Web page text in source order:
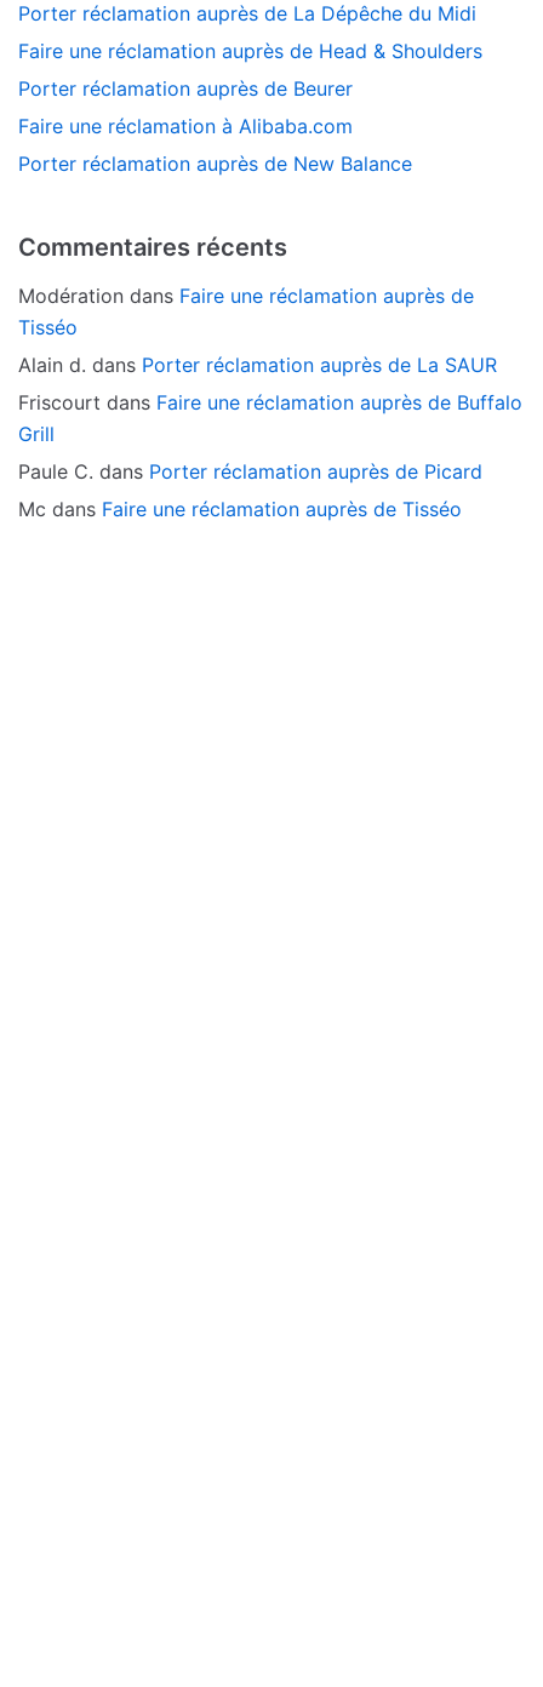
Porter réclamation auprès de La Dépêche du Midi
Faire une réclamation auprès de Head & Shoulders
Porter réclamation auprès de Beurer
Faire une réclamation à Alibaba.com
Porter réclamation auprès de New Balance
Commentaires récents
Modération dans Faire une réclamation auprès de
Tisséo
Alain d. dans Porter réclamation auprès de La SAUR
Friscourt dans Faire une réclamation auprès de Buffalo
Grill
Paule C. dans Porter réclamation auprès de Picard
Mc dans Faire une réclamation auprès de Tisséo